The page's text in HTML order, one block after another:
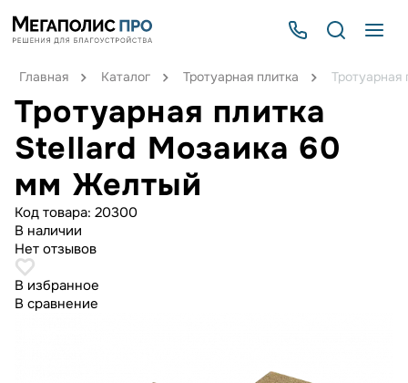
Главная Каталог Тротуарная плитка
Тротуарная плитка
Stellard Мозаика 60
мм Желтый
Код товара: 20300
В наличии
Нет отзывов
В избранное
В сравнение